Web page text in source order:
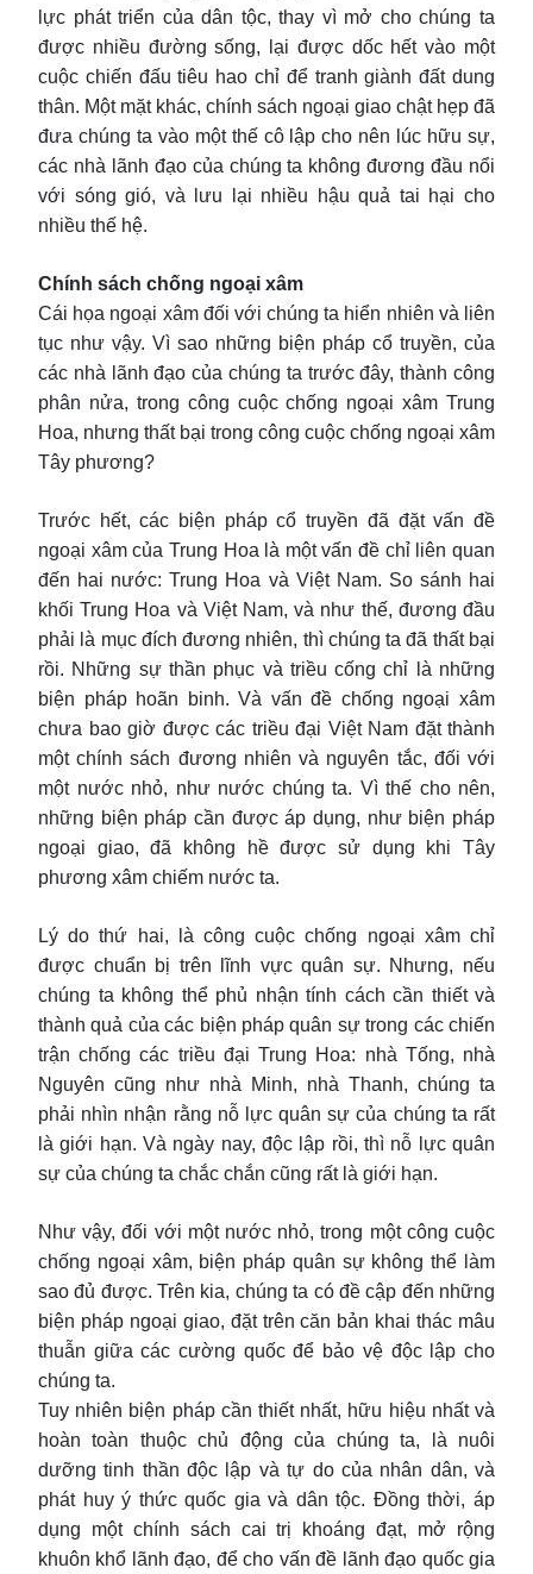
lực phát triển của dân tộc, thay vì mở cho chúng ta
được nhiều đường sống, lại được dốc hết vào một
cuộc chiến đấu tiêu hao chỉ để tranh giành đất dung
thân. Một mặt khác, chính sách ngoại giao chật hẹp đã
đưa chúng ta vào một thế cô lập cho nên lúc hữu sự,
các nhà lãnh đạo của chúng ta không đương đầu nổi
với sóng gió, và lưu lại nhiều hậu quả tai hại cho
nhiều thế hệ.
Chính sách chống ngoại xâm
Cái họa ngoại xâm đối với chúng ta hiển nhiên và liên
tục như vậy. Vì sao những biện pháp cổ truyền, của
các nhà lãnh đạo của chúng ta trước đây, thành công
phân nửa, trong công cuộc chống ngoại xâm Trung
Hoa, nhưng thất bại trong công cuộc chống ngoại xâm
Tây phương?
Trước hết, các biện pháp cổ truyền đã đặt vấn đề
ngoại xâm của Trung Hoa là một vấn đề chỉ liên quan
đến hai nước: Trung Hoa và Việt Nam. So sánh hai
khối Trung Hoa và Việt Nam, và như thế, đương đầu
phải là mục đích đương nhiên, thì chúng ta đã thất bại
rồi. Những sự thần phục và triều cống chỉ là những
biện pháp hoãn binh. Và vấn đề chống ngoại xâm
chưa bao giờ được các triều đại Việt Nam đặt thành
một chính sách đương nhiên và nguyên tắc, đối với
một nước nhỏ, như nước chúng ta. Vì thế cho nên,
những biện pháp cần được áp dụng, như biện pháp
ngoại giao, đã không hề được sử dụng khi Tây
phương xâm chiếm nước ta.
Lý do thứ hai, là công cuộc chống ngoại xâm chỉ
được chuẩn bị trên lĩnh vực quân sự. Nhưng, nếu
chúng ta không thể phủ nhận tính cách cần thiết và
thành quả của các biện pháp quân sự trong các chiến
trận chống các triều đại Trung Hoa: nhà Tống, nhà
Nguyên cũng như nhà Minh, nhà Thanh, chúng ta
phải nhìn nhận rằng nỗ lực quân sự của chúng ta rất
là giới hạn. Và ngày nay, độc lập rồi, thì nỗ lực quân
sự của chúng ta chắc chắn cũng rất là giới hạn.
Như vậy, đối với một nước nhỏ, trong một công cuộc
chống ngoại xâm, biện pháp quân sự không thể làm
sao đủ được. Trên kia, chúng ta có đề cập đến những
biện pháp ngoại giao, đặt trên căn bản khai thác mâu
thuẫn giữa các cường quốc để bảo vệ độc lập cho
chúng ta.
Tuy nhiên biện pháp cần thiết nhất, hữu hiệu nhất và
hoàn toàn thuộc chủ động của chúng ta, là nuôi
dưỡng tinh thần độc lập và tự do của nhân dân, và
phát huy ý thức quốc gia và dân tộc. Đồng thời, áp
dụng một chính sách cai trị khoáng đạt, mở rộng
khuôn khổ lãnh đạo, để cho vấn đề lãnh đạo quốc gia